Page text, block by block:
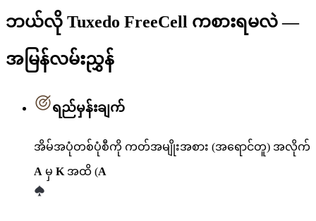
ဘယ်လို Tuxedo FreeCell ကစားရမလဲ —
အမြန်လမ်းညွှန်
ရည်မှန်းချက်
အိမ်အပုံတစ်ပုံစီကို ကတ်အမျိုးအစား (အရောင်တူ) အလိုက်
A မှ Kအထိ (A